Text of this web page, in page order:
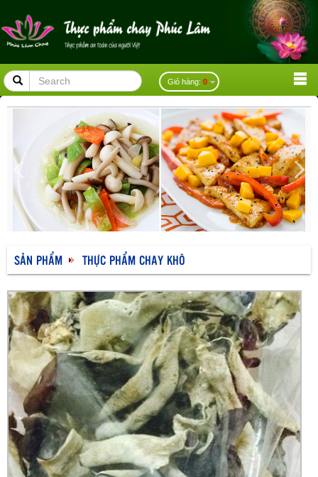
placeholder Giỏ hàng: 0
SẢN PHẨM THỰC PHẨM CHAY KHÔ